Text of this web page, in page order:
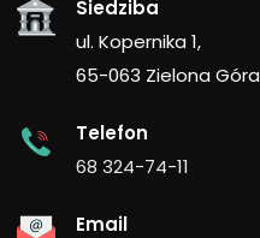
Siedziba
ul. Kopernika 1,
65-063 Zielona Góra
Telefon
68 324-74-11
Email